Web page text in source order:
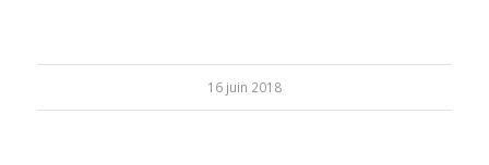
16 juin 2018